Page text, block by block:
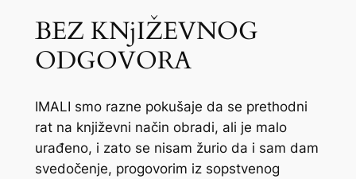
BEZ KNjIŽEVNOG
ODGOVORA
IMALI smo razne pokušaje da se prethodni
rat na književni način obradi, ali je malo
urađeno, i zato se nisam žurio da i sam dam
svedočenje, progovorim iz sopstvenog